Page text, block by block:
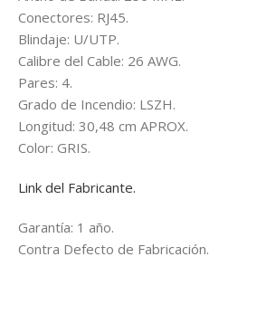
Conectores: RJ45.
Blindaje: U/UTP.
Calibre del Cable: 26 AWG.
Pares: 4.
Grado de Incendio: LSZH.
Longitud: 30,48 cm APROX.
Color: GRIS.
Link del Fabricante.
Garantía: 1 año.
Contra Defecto de Fabricación.